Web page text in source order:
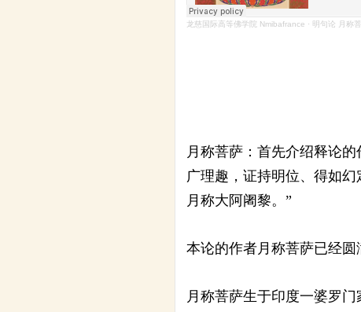
龙慈国际高等佛学院 Nmibafrance · 明句论 月称
月称菩萨：首先介绍释论
广理趣，证持明位、得如
月称大阿阇黎。”
本论的作者月称菩萨已经圆
月称菩萨生于印度一婆罗